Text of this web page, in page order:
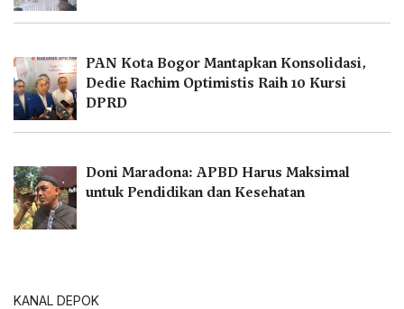
PAN Kota Bogor Mantapkan Konsolidasi,
Dedie Rachim Optimistis Raih 10 Kursi
DPRD
Doni Maradona: APBD Harus Maksimal
untuk Pendidikan dan Kesehatan
KANAL DEPOK